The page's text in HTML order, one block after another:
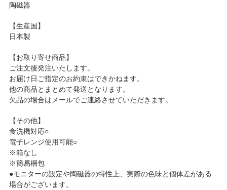
陶磁器
【生産国】
日本製
【お取り寄せ商品】
ご注文後発注いたします。
お届け日ご指定のお約束はできかねます。
他の商品とまとめて発送となります。
欠品の場合はメールでご連絡させていただきます。
【その他】
食洗機対応○
電子レンジ使用可能○
※箱なし
※簡易梱包
●モニターの設定や陶磁器の特性上、実際の色味と個体差がある
場合がございます。